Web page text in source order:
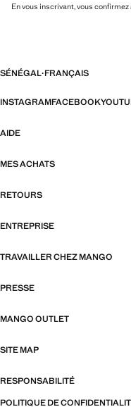
En vous inscrivant, vous confirmez
SÉNÉGAL·FRANÇAIS
INSTAGRAMFACEBOOK
AIDE
MES ACHATS
RETOURS
ENTREPRISE
TRAVAILLER CHEZ MANGO
PRESSE
MANGO OUTLET
SITE MAP
RESPONSABILITÉ
POLITIQUE DE